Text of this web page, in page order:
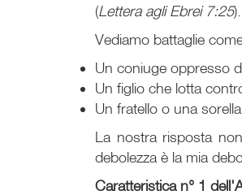
(Lettera agli Ebrei 7:25
Vediamo battaglie
Un coniuge oppresso
Un figlio che lotta
Un fratello o una
La nostra risposta
debolezza è la mia
Caratteristica n° 1